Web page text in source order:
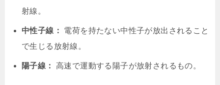
射線。
中性子線：
電荷を持たない中性子が放出されること
で生じる放射線。
陽子線： 高速で運動する陽子が放射されるもの。